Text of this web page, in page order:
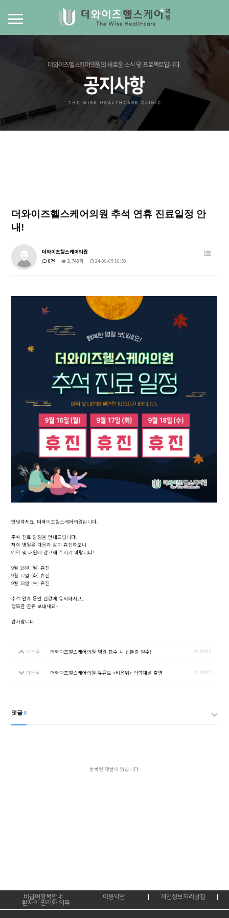
더와이즈헬스케어의원 추석 연휴 진료일정 안
내!
더와이즈헬스케어의원
0건
2,748회 24-09-05 16:50
안녕하세요, 더와이즈헬스케어의원입니다.
추석 진료 일정을 안내드립니다.
저희 병원은 다음과 같이 휴진하오니
예약 및 내원에 참고해 주시기 바랍니다!
9월 16일 (월) 휴진
9월 17일 (화) 휴진
9월 18일 (수) 휴진
추석 연휴 동안 건강에 유의하시고,
행복한 연휴 보내세요~!
감사합니다.
이전글 더와이즈헬스케어의원 병원 접수 시 신분증 필수! 24.09.05
다음글 더와이즈헬스케어의원 유튜브 <비온뒤> 의학채널 출연 24.09.05
댓글 0
등록된 댓글이 없습니다.
비급여항목안내 이용약관
개인정보처리방침
환자의 권리와 의무